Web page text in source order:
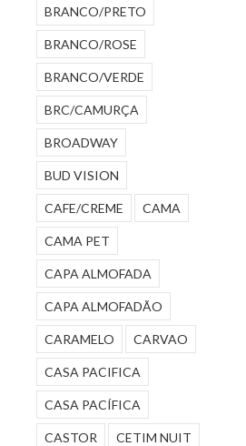
BRANCO/PRETO
BRANCO/ROSE
BRANCO/VERDE
BRC/CAMURÇA
BROADWAY
BUD VISION
CAFE/CREME CAMA
CAMA PET
CAPA ALMOFADA
CAPA ALMOFADÃO
CARAMELO CARVAO
CASA PACIFICA
CASA PACÍFICA
CASTOR CETIM NUIT